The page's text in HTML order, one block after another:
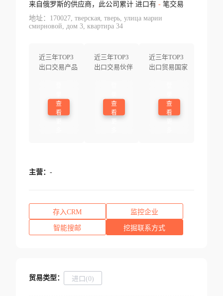
来自俄罗斯的供应商，此公司累计 进口有 -笔交易
地址：170027, тверская, тверь, улица марии
смирновой, дом 3, квартира 34
近三年TOP3
出口交易产品
查
看
近三年TOP3
出口交易伙伴
查
看
近三年TOP3
出口贸易国家
查
看
主营： -
存入CRM 监控企业
智能搜邮 挖掘联系方式
贸易类型： 进口(0)